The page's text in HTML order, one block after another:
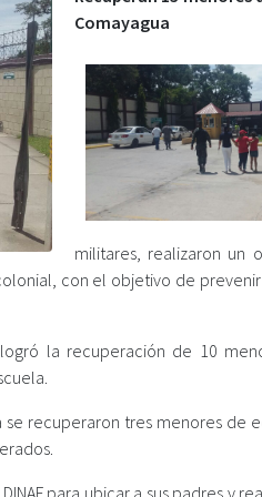
Comayagua
militares, realizaron un
con el objetivo de
la recuperación de 10
recuperaron tres menores de
para ubicar a sus padres y